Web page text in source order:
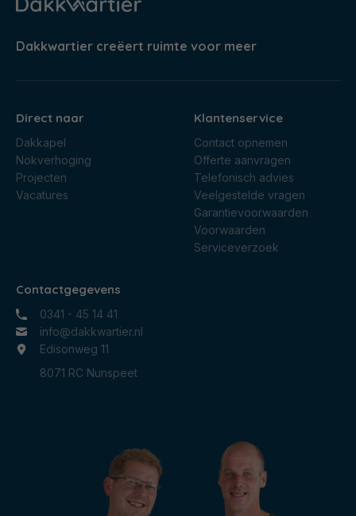
Dakkwartier creëert ruimte voor meer
Direct naar
Dakkapel
Nokverhoging
Projecten
Vacatures
Klantenservice
Contact opnemen
Offerte aanvragen
Telefonisch advies
Veelgestelde vragen
Garantievoorwaarden
Voorwaarden
Serviceverzoek
Contactgegevens
0341 - 45 14 41
info@dakkwartier.nl
Edisonweg 11
8071 RC Nunspeet